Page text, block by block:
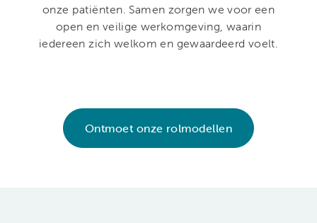
onze patiënten. Samen zorgen we voor een
open en veilige werkomgeving, waarin
iedereen zich welkom en gewaardeerd voelt.
Ontmoet onze rolmodellen